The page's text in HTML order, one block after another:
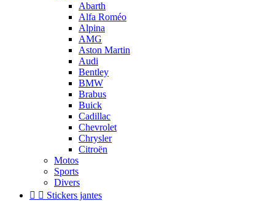
Abarth
Alfa Roméo
Alpina
AMG
Aston Martin
Audi
Bentley
BMW
Brabus
Buick
Cadillac
Chevrolet
Chrysler
Citroën
Motos
Sports
Divers
  Stickers jantes